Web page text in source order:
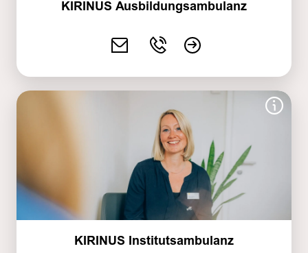
KIRINUS Ausbildungsambulanz
KIRINUS Institutsambulanz